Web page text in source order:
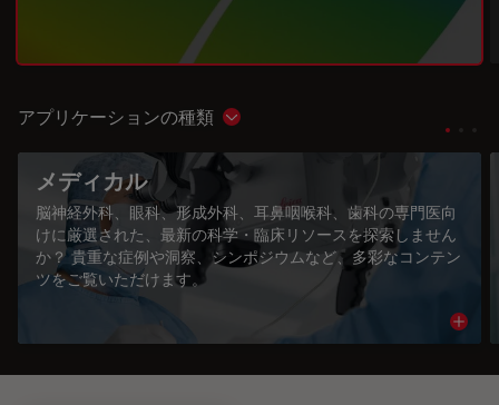
アプリケーションの種類 Show subnavigation
メディカル
脳神経外科、眼科、形成外科、耳鼻咽喉科、歯科の専門医向
けに厳選された、最新の科学・臨床リソースを探索しません
か？ 貴重な症例や洞察、シンポジウムなど、多彩なコンテン
ツをご覧いただけます。